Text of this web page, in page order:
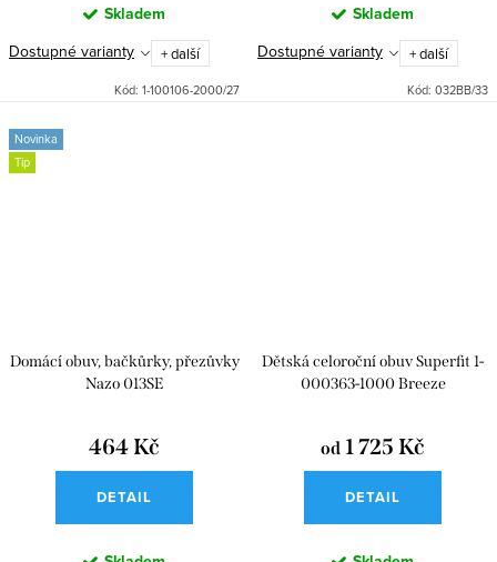
Skladem
Dostupné varianty + další
Kód: 1-100106-2000/27
Skladem
Dostupné varianty + další
Kód: 032BB/33
Novinka
Tip
Domácí obuv, bačkůrky, přezůvky
Nazo 013SE
464 Kč
DETAIL
Dětská celoroční obuv Superfit 1-
000363-1000 Breeze
od 1 725 Kč
DETAIL